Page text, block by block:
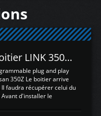
Test du boitier LINK 350Z Plugin ECU
plug and play
350Z Le boitier arrive
faudra récupérer celui du
d'installer le